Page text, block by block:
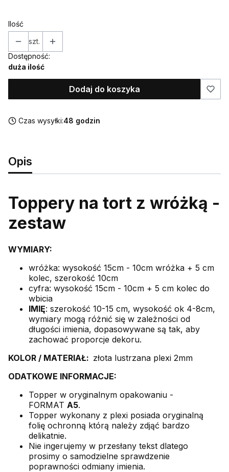
Ilość
szt.
Dostępność:
duża ilość
Dodaj do koszyka
Czas wysyłki:48 godzin
Opis
Toppery na tort z wróżką -
zestaw
WYMIARY:
wróżka: wysokość 15cm - 10cm wróżka + 5 cm
kolec, szerokość 10cm
cyfra: wysokość 15cm - 10cm + 5 cm kolec do
wbicia
IMIĘ: szerokość 10-15 cm, wysokość ok 4-8cm,
wymiary mogą różnić się w zależności od
długości imienia, dopasowywane są tak, aby
zachować proporcje dekoru.
KOLOR / MATERIAŁ: złota lustrzana plexi 2mm
ODATKOWE INFORMACJE:
Topper w oryginalnym opakowaniu -
FORMAT A5.
Topper wykonany z plexi posiada oryginalną
folię ochronną którą należy zdjąć bardzo
delikatnie.
Nie ingerujemy w przesłany tekst dlatego
prosimy o samodzielne sprawdzenie
poprawności odmiany imienia.